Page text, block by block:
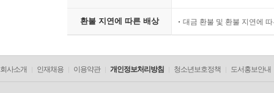
환불 지연에 따른 배상 대금 환불 및 환불 지연에
회사소개 인재채용 이용약관 개인정보처리방침 청소년보호정책 도서홍보안내